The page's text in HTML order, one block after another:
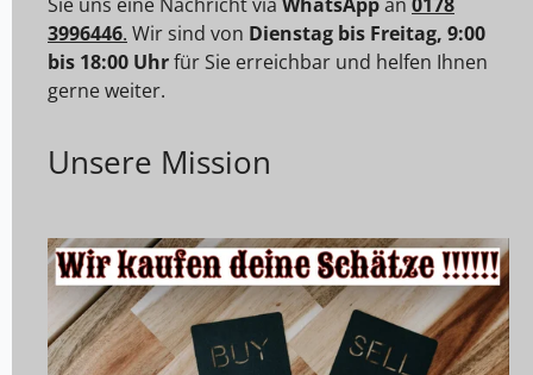
3996446. Wir sind von Dienstag bis Freitag, 9:00
bis 18:00 Uhrfür Sie erreichbar und helfen Ihnen
gerne weiter.
Unsere Mission